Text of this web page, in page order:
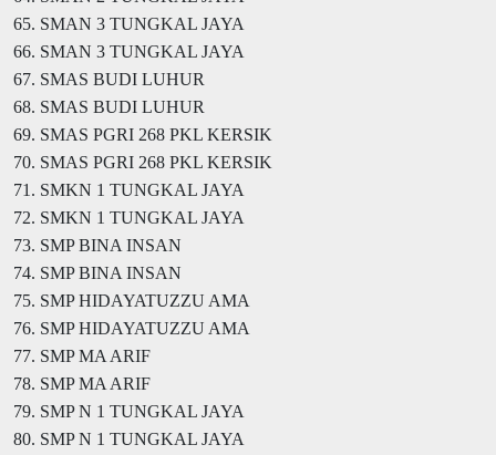
65. SMAN 3 TUNGKAL JAYA
66. SMAN 3 TUNGKAL JAYA
67. SMAS BUDI LUHUR
68. SMAS BUDI LUHUR
69. SMAS PGRI 268 PKL KERSIK
70. SMAS PGRI 268 PKL KERSIK
71. SMKN 1 TUNGKAL JAYA
72. SMKN 1 TUNGKAL JAYA
73. SMP BINA INSAN
74. SMP BINA INSAN
75. SMP HIDAYATUZZU AMA
76. SMP HIDAYATUZZU AMA
77. SMP MA ARIF
78. SMP MA ARIF
79. SMP N 1 TUNGKAL JAYA
80. SMP N 1 TUNGKAL JAYA